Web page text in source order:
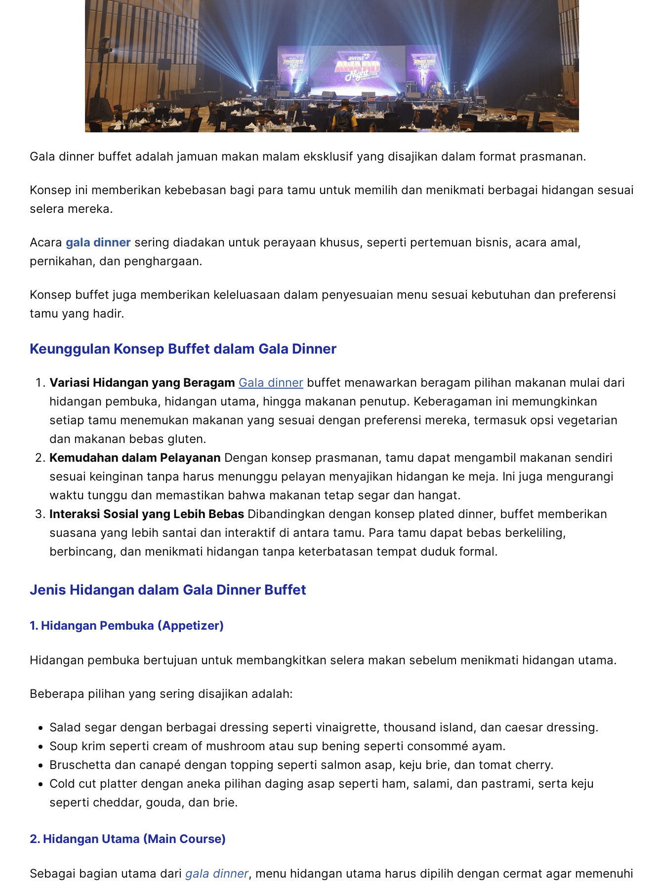
Gala dinner buffet adalah jamuan makan malam eksklusif yang disajikan dalam format prasmanan.
Konsep ini memberikan kebebasan bagi para tamu untuk memilih dan menikmati berbagai hidangan sesuai
selera mereka.
Acara gala dinner sering diadakan untuk perayaan khusus, seperti pertemuan bisnis, acara amal,
pernikahan, dan penghargaan.
Konsep buffet juga memberikan keleluasaan dalam penyesuaian menu sesuai kebutuhan dan preferensi
tamu yang hadir.
Keunggulan Konsep Buffet dalam Gala Dinner
Variasi Hidangan yang Beragam Gala dinner buffet menawarkan beragam pilihan makanan mulai dari
hidangan pembuka, hidangan utama, hingga makanan penutup. Keberagaman ini memungkinkan
setiap tamu menemukan makanan yang sesuai dengan preferensi mereka, termasuk opsi vegetarian
dan makanan bebas gluten.
Kemudahan dalam Pelayanan Dengan konsep prasmanan, tamu dapat mengambil makanan sendiri
sesuai keinginan tanpa harus menunggu pelayan menyajikan hidangan ke meja. Ini juga mengurangi
waktu tunggu dan memastikan bahwa makanan tetap segar dan hangat.
Interaksi Sosial yang Lebih Bebas Dibandingkan dengan konsep plated dinner, buffet memberikan
suasana yang lebih santai dan interaktif di antara tamu. Para tamu dapat bebas berkeliling,
berbincang, dan menikmati hidangan tanpa keterbatasan tempat duduk formal.
Jenis Hidangan dalam Gala Dinner Buffet
1. Hidangan Pembuka (Appetizer)
Hidangan pembuka bertujuan untuk membangkitkan selera makan sebelum menikmati hidangan utama.
Beberapa pilihan yang sering disajikan adalah:
Salad segar dengan berbagai dressing seperti vinaigrette, thousand island, dan caesar dressing.
Soup krim seperti cream of mushroom atau sup bening seperti consommé ayam.
Bruschetta dan canapé dengan topping seperti salmon asap, keju brie, dan tomat cherry.
Cold cut platter dengan aneka pilihan daging asap seperti ham, salami, dan pastrami, serta keju
seperti cheddar, gouda, dan brie.
2. Hidangan Utama (Main Course)
Sebagai bagian utama dari gala dinner, menu hidangan utama harus dipilih dengan cermat agar memenuhi